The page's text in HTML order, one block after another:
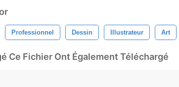
Professionnel Dessin Illustrateur Art
Ce Fichier Ont Également Téléchargé